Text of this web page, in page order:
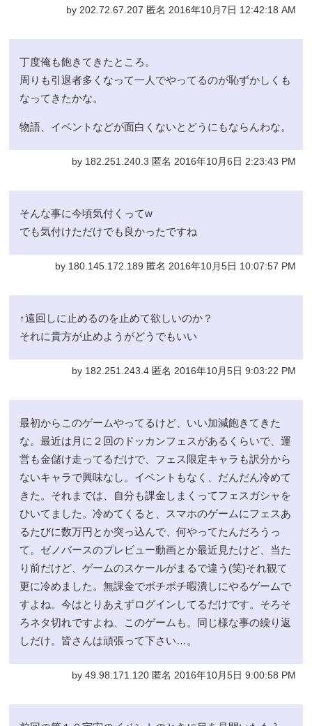
by 202.72.67.207 匿名 2016年10月7日 12:42:18 AM
丁度俺も飽きてきたところ。
周りも引退者多くなって一人でやってるのが恥ずかしくも
なってきたかな。
物語、イベントなどが面白くないとどうにもならんわな。
by 182.251.240.3 匿名 2016年10月6日 2:23:43 PM
そんな事に今頃気付くってw
でも気付けただけでも良かったですね
by 180.145.172.189 匿名 2016年10月5日 10:07:57 PM
↑遠回しに止めるのを止めて欲しいのか？
それに貴方が止めようがどうでもいい
by 182.251.243.4 匿名 2016年10月5日 9:03:22 PM
最初からこのゲームやってるけど、いい加減飽きてきた
な。最近は月に２回のドッカンフェスがあるくらいで、運
営も金儲け走ってるだけで、フェス限定キャラも訳分から
ないキャラで興味なし。イベントもなく、だんだん冷めて
きた。それまでは、自分も課金しまくってフェスガシャを
ひいてました。冷めてくると、スマホのゲームにフェスあ
るたびに数万円とか突っ込んで、何やってたんだろうっ
て。ゼノバースのプレビュー動画とか最近見たけど、当た
り前だけど、ゲームのスケールがまるで違う(笑)それ観て
更に冷めました。無課金でボチボチ暇潰しにやるゲームで
すよね。今はとりあえずログインしてるだけです。そろそ
ろネタ切れですよね、このゲームも。同じ様な事の繰り返
しだけ。皆さんは頑張って下さい…。
by 49.98.171.120 匿名 2016年10月5日 9:00:58 PM